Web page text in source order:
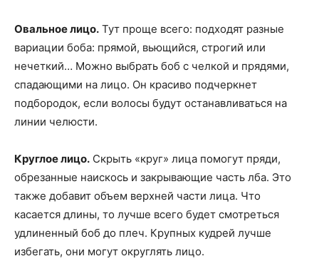
Овальное лицо. Тут проще всего: подходят разные
вариации боба: прямой, вьющийся, строгий или
нечеткий… Можно выбрать боб с челкой и прядями,
спадающими на лицо. Он красиво подчеркнет
подбородок, если волосы будут останавливаться на
линии челюсти.
Круглое лицо. Скрыть «круг» лица помогут пряди,
обрезанные наискось и закрывающие часть лба. Это
также добавит объем верхней части лица. Что
касается длины, то лучше всего будет смотреться
удлиненный боб до плеч. Крупных кудрей лучше
избегать, они могут округлять лицо.